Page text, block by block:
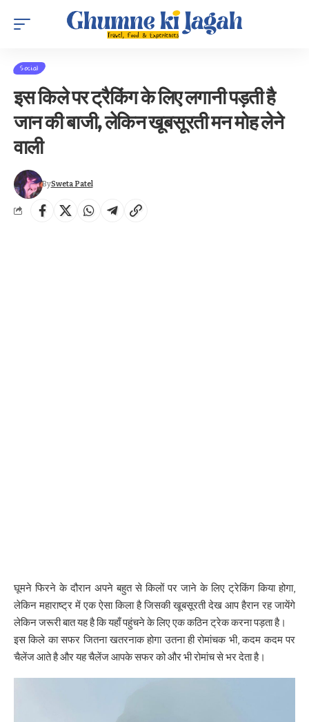
Social
इस किले पर ट्रैकिंग के लिए लगानी पड़ती है
जान की बाजी, लेकिन खूबसूरती मन मोह लेने
वाली
BySweta Patel
घूमने फिरने के दौरान अपने बहुत से किलों पर जाने के लिए ट्रेकिंग किया होगा,
लेकिन महाराष्ट्र में एक ऐसा किला है जिसकी खूबसूरती देख आप हैरान रह जायेंगे
लेकिन जरूरी बात यह है कि यहाँ पहुंचने के लिए एक कठिन ट्रेक करना पड़ता है।
इस किले का सफर जितना खतरनाक होगा उतना ही रोमांचक भी, कदम कदम पर
चैलेंज आते है और यह चैलेंज आपके सफर को और भी रोमांच से भर देता है।